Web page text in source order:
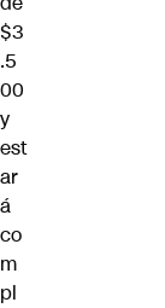
$3
.5
00
y
est
ar
á
co
m
pl